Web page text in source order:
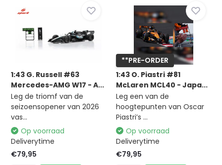
1:43 G. Russell #63
Mercedes-AMG W17 - A...
Leg de triomf van de
seizoensopener van 2026
vas...
Op voorraad
Deliverytime
€79,95
**PRE-ORDER
1:43 O. Piastri #81
McLaren MCL40 - Japa...
Leg een van de
hoogtepunten van Oscar
Piastri’s ...
Op voorraad
Deliverytime
€79,95